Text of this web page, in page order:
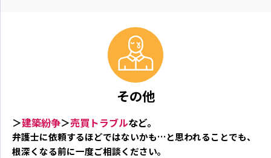
その他
＞建築紛争＞売買トラブルなど。
弁護士に依頼するほどではないかも…と思われることでも、
根深くなる前に一度ご相談ください。